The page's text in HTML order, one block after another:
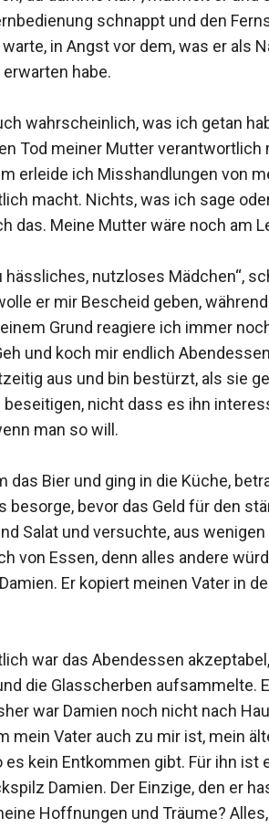
schnappt und den
in Angst vor dem, was er als
habe.
wahrscheinlich, was ich getan
Tod meiner Mutter
erleide ich Misshandlungen von
macht. Nichts, was ich sage
das. Meine Mutter wäre noch am
hässliches, nutzloses Mädchen“,
er mir Bescheid geben,
Grund reagiere ich immer
und koch mir endlich
aus und bin bestürzt, als sie
beseitigen, nicht dass es ihn
man so will.
das Bier und ging in die Küche,
besorge, bevor das Geld für den
Salat und versuchte, aus
von Essen, denn alles andere
Er kopiert meinen Vater in
war das Abendessen
die Glasscherben aufsammelte.
war Damien noch nicht nach
mein Vater auch zu mir ist, mein
es kein Entkommen gibt. Für ihn
Damien. Der Einzige, den er
Hoffnungen und Träume?